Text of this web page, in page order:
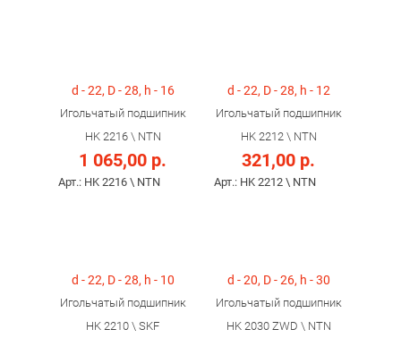
d - 22, D - 28, h - 16
Игольчатый подшипник
HK 2216 \ NTN
1 065,00 р.
Арт.: HK 2216 \ NTN
d - 22, D - 28, h - 12
Игольчатый подшипник
HK 2212 \ NTN
321,00 р.
Арт.: HK 2212 \ NTN
d - 22, D - 28, h - 10
Игольчатый подшипник
HK 2210 \ SKF
d - 20, D - 26, h - 30
Игольчатый подшипник
HK 2030 ZWD \ NTN